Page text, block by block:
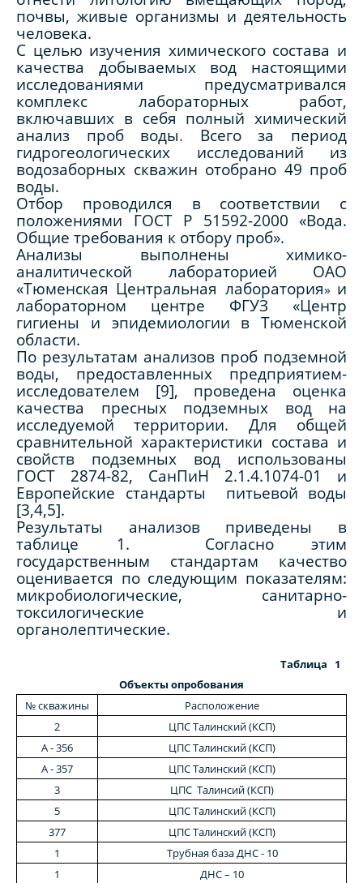
почвы, живые организмы и деятельность
человека.
С целью изучения химического состава и
качества добываемых вод настоящими
исследованиями предусматривался
комплекс лабораторных работ,
включавших в себя полный химический
анализ проб воды. Всего за период
гидрогеологических исследований из
водозаборных скважин отобрано 49 проб
воды.
Отбор проводился в соответствии с
положениями ГОСТ Р 51592-2000 «Вода.
Общие требования к отбору проб».
Анализы выполнены химико-
аналитической лабораторией ОАО
«Тюменская Центральная лаборатория» и
лабораторном центре ФГУЗ «Центр
гигиены и эпидемиологии в Тюменской
области.
По результатам анализов проб подземной
воды, предоставленных предприятием-
исследователем [9], проведена оценка
качества пресных подземных вод на
исследуемой территории. Для общей
сравнительной характеристики состава и
свойств подземных вод использованы
ГОСТ 2874-82, СанПиН 2.1.4.1074-01 и
Европейские стандарты питьевой воды
[3,4,5].
Результаты анализов приведены в
таблице 1. Согласно этим
государственным стандартам качество
оценивается по следующим показателям:
микробиологические, санитарно-
токсилогические и
органолептические.
Таблица 1
Объекты опробования
№ скважины
Расположение
2
ЦПС Талинский (КСП)
А - 356
ЦПС Талинский (КСП)
А - 357
ЦПС Талинский (КСП)
3
ЦПС Талинсий (КСП)
5
ЦПС Талинский (КСП)
377
ЦПС Талинский (КСП)
1
Трубная база ДНС - 10
1
ДНС – 10